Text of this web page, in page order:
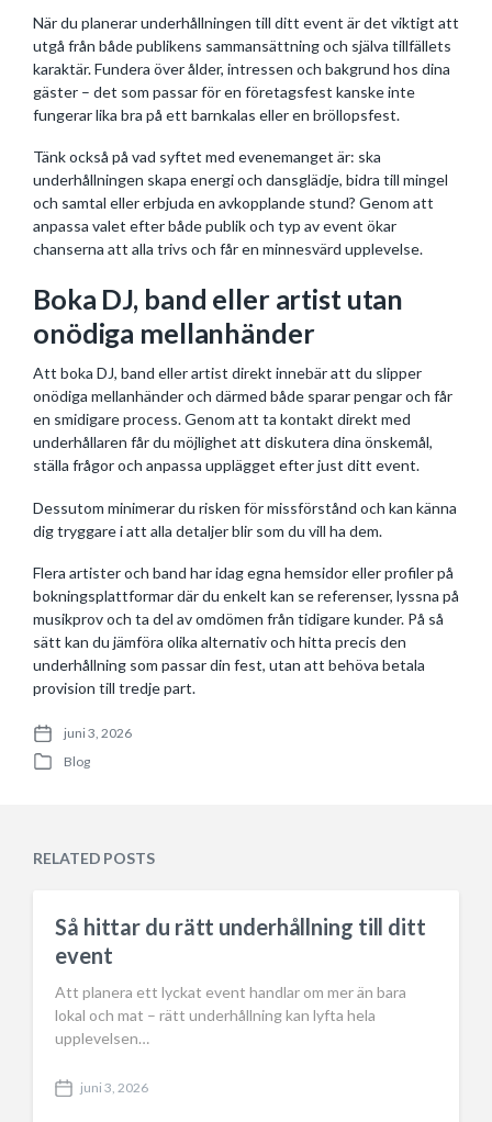
När du planerar underhållningen till ditt event är det viktigt att
utgå från både publikens sammansättning och själva tillfällets
karaktär. Fundera över ålder, intressen och bakgrund hos dina
gäster – det som passar för en företagsfest kanske inte
fungerar lika bra på ett barnkalas eller en bröllopsfest.
Tänk också på vad syftet med evenemanget är: ska
underhållningen skapa energi och dansglädje, bidra till mingel
och samtal eller erbjuda en avkopplande stund? Genom att
anpassa valet efter både publik och typ av event ökar
chanserna att alla trivs och får en minnesvärd upplevelse.
Boka DJ, band eller artist utan
onödiga mellanhänder
Att boka DJ, band eller artist direkt innebär att du slipper
onödiga mellanhänder och därmed både sparar pengar och får
en smidigare process. Genom att ta kontakt direkt med
underhållaren får du möjlighet att diskutera dina önskemål,
ställa frågor och anpassa upplägget efter just ditt event.
Dessutom minimerar du risken för missförstånd och kan känna
dig tryggare i att alla detaljer blir som du vill ha dem.
Flera artister och band har idag egna hemsidor eller profiler på
bokningsplattformar där du enkelt kan se referenser, lyssna på
musikprov och ta del av omdömen från tidigare kunder. På så
sätt kan du jämföra olika alternativ och hitta precis den
underhållning som passar din fest, utan att behöva betala
provision till tredje part.
P
t
juni 3, 2026
P
d
Blog
RELATED POSTS
Så hittar du rätt underhållning till ditt
event
Att planera ett lyckat event handlar om mer än bara
lokal och mat – rätt underhållning kan lyfta hela
upplevelsen…
P
juni 3, 2026